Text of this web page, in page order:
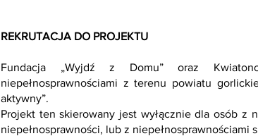
REKRUTACJA DO PROJEKTU
Fundacja „Wyjdź z Domu” oraz
niepełnosprawnościami z terenu powiatu
aktywny”.
Projekt ten skierowany jest wyłącznie dla osób z
niepełnosprawności, lub z niepełnosprawnościami